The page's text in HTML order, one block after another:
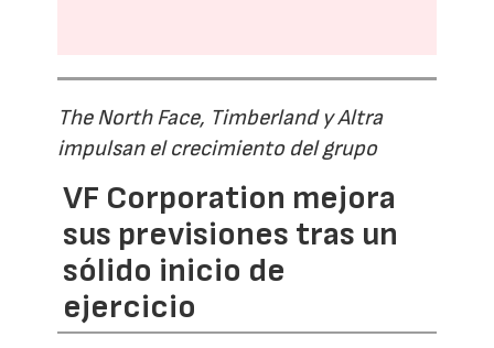
The North Face, Timberland y Altra
impulsan el crecimiento del grupo
VF Corporation mejora
sus previsiones tras un
sólido inicio de
ejercicio